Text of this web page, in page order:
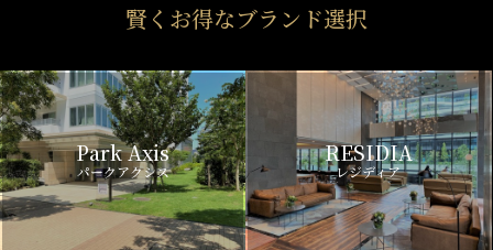
賢くお得なブランド選択
Park Axis
パークアクシス
RESIDIA
レジディア